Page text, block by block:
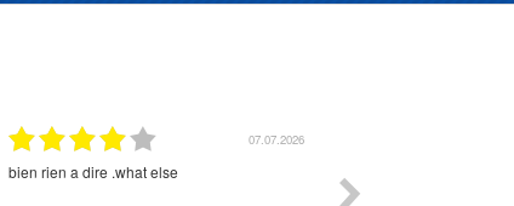
01.07.2026
Commande et délais parfait